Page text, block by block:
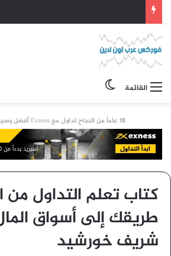
القائمة
18 عاماً من النجاح تداول مع Exness أفضل وسيط مرخص وموثوق
كتاب تعلم التداول من
طريقك إلى أسواق
شريف خورشيد